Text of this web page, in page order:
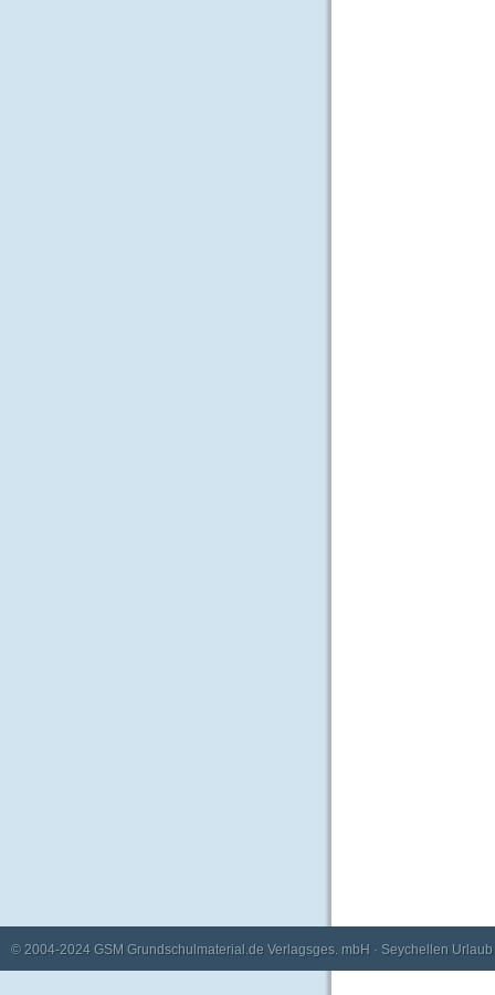
© 2004-2024 GSM Grundschulmaterial.de Verlagsges. mbH · Seychellen Urlaub